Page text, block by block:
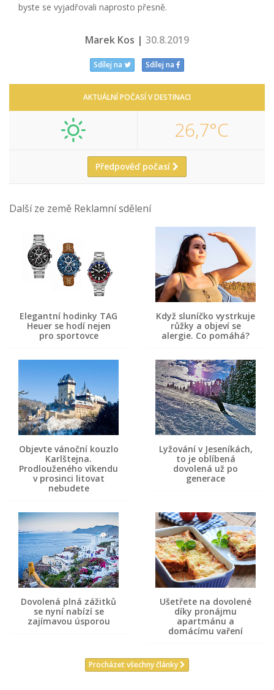
byste se vyjadřovali naprosto přesně.
Marek Kos | 30.8.2019
Sdílej na Sdílej na
AKTUÁLNÍ POČASÍ V DESTINACI
26,7°C
Předpověď počasí
Další ze země Reklamní sdělení
Elegantní hodinky TAG
Heuer se hodí nejen
pro sportovce
Když sluníčko vystrkuje
růžky a objeví se
alergie. Co pomáhá?
Objevte vánoční kouzlo
Karlštejna.
Prodlouženého víkendu
v prosinci litovat
nebudete
Lyžování v Jeseníkách,
to je oblíbená
dovolená už po
generace
Dovolená plná zážitků
se nyní nabízí se
zajímavou úsporou
Ušetřete na dovolené
díky pronájmu
apartmánu a
domácímu vaření
Procházet všechny články